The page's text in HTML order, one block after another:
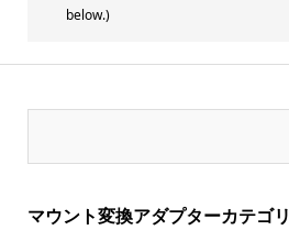
below.)
マウント変換アダプターカテゴリ